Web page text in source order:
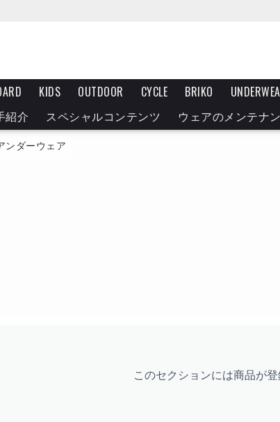
KIDS OUTDOOR CYCLE BRIKO
紹介 スペシャルコンテンツ ウェアのメンテナ
ンダーウェア
このセクションには商品が